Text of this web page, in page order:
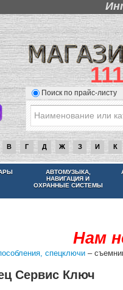
Поиск по прайс-листу
В Г Д Ж З И К
АВТОМУЗЫКА,
НАВИГАЦИЯ И
ОХРАННЫЕ СИСТЕМЫ
Нам
спецключи –
Сервис Ключ